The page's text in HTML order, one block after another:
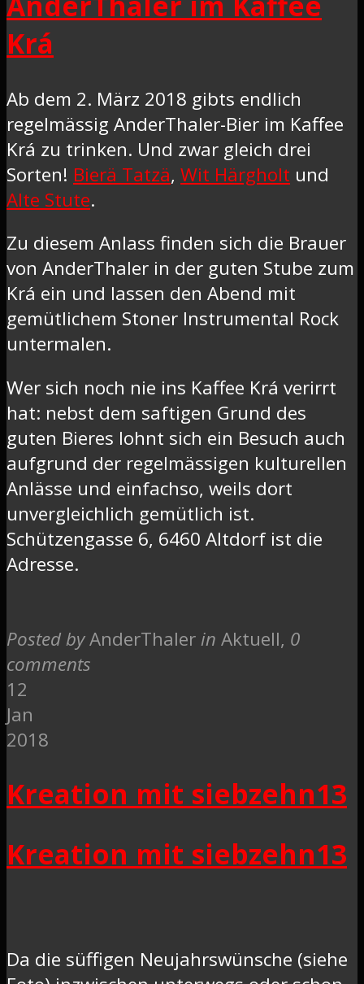
Krá
Ab dem 2. März 2018 gibts endlich
regelmässig AnderThaler-Bier im Kaffee
Krá zu trinken. Und zwar gleich drei
Sorten! Bierä Tatzä, Wit Härgholt und
Alte Stute.
Zu diesem Anlass finden sich die Brauer
von AnderThaler in der guten Stube zum
Krá ein und lassen den Abend mit
gemütlichem Stoner Instrumental Rock
untermalen.
Wer sich noch nie ins Kaffee Krá verirrt
hat: nebst dem saftigen Grund des
guten Bieres lohnt sich ein Besuch auch
aufgrund der regelmässigen kulturellen
Anlässe und einfachso, weils dort
unvergleichlich gemütlich ist.
Schützengasse 6, 6460 Altdorf ist die
Adresse.
Posted byAnderThalerin Aktuell, 0
comments
12
Jan
2018
Kreation mit siebzehn13
Kreation mit siebzehn13
Da die süffigen Neujahrswünsche (siehe